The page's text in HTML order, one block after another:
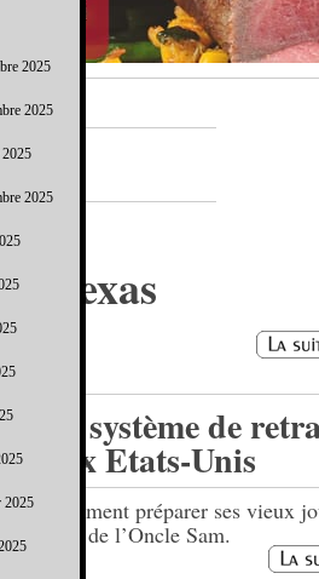
Texas
Le système de
aux Etats-Unis
Comment préparer ses vieux
pays de l’Oncle Sam.
2025
2025
2025
2025